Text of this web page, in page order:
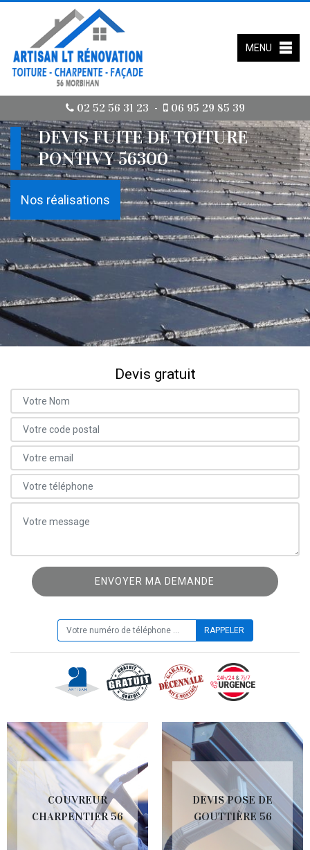
02 52 56 31 23 - 06 95 29 85 39
MENU
DEVIS FUITE DE TOITURE
PONTIVY 56300
Nos réalisations
Devis gratuit
COUVREUR
CHARPENTIER 56
DEVIS POSE DE
GOUTTIÈRE 56